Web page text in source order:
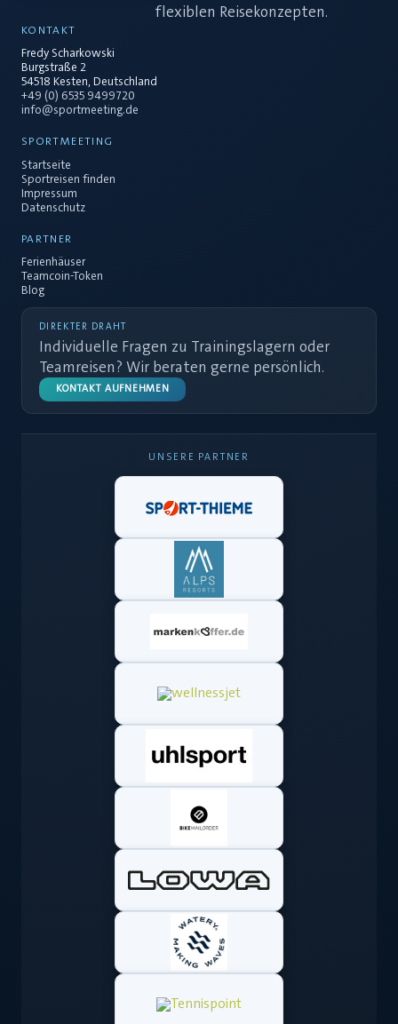
flexiblen Reisekonzepten.
KONTAKT
Fredy Scharkowski
Burgstraße 2
54518 Kesten, Deutschland
+49 (0) 6535 9499720
info@sportmeeting.de
SPORTMEETING
Startseite
Sportreisen finden
Impressum
Datenschutz
PARTNER
Ferienhäuser
Teamcoin-Token
Blog
DIREKTER DRAHT
Individuelle Fragen zu Trainingslagern oder
Teamreisen? Wir beraten gerne persönlich.
KONTAKT AUFNEHMEN
UNSERE PARTNER